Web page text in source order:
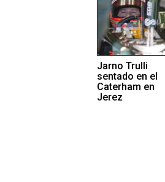
Jarno Trulli
sentado en el
Caterham en
Jerez